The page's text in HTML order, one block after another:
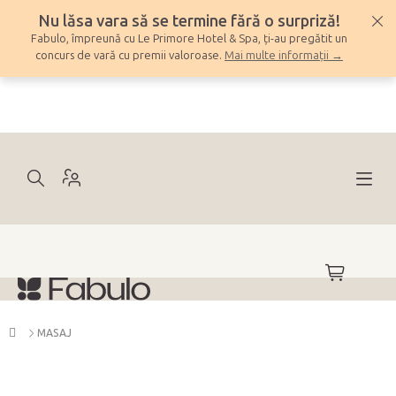
conținut
Nu lăsa vara să se termine fără o surpriză!
Fabulo, împreună cu Le Primore Hotel & Spa, ți-au pregătit un
concurs de vară cu premii valoroase. Mai multe informații →
COŞ
DE
Acasă
MASAJ